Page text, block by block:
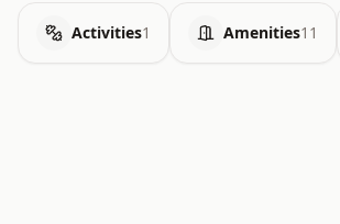
Activities1 Amenities11